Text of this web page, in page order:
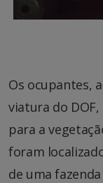
Os ocupantes,
viatura do
para a
foram
de uma